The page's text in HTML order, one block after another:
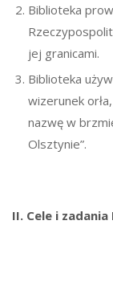
Biblioteka
jej granicami.
Biblioteka
wizerunek
nazwę w
Olsztynie”.
II. Cele i